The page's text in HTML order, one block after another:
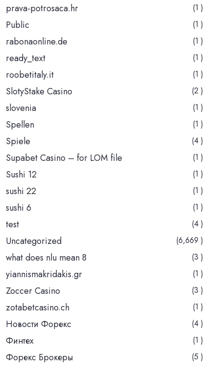
prava-potrosaca.hr (1 )
Public (1 )
rabonaonline.de (1 )
ready_text (1 )
roobetitaly.it (1 )
SlotyStake Casino (2 )
slovenia (1 )
Spellen (1 )
Spiele (4 )
Supabet Casino – for LOM file (1 )
Sushi 12 (1 )
sushi 22 (1 )
sushi 6 (1 )
test (4 )
Uncategorized (6,669 )
what does nlu mean 8 (3 )
yiannismakridakis.gr (1 )
Zoccer Casino (3 )
zotabetcasino.ch (1 )
Новости Форекс (4 )
Финтех (1 )
Форекс Брокеры (5 )